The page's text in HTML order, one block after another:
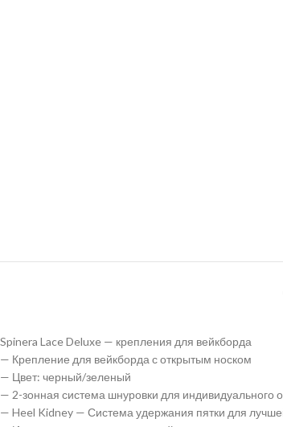
Spinera Lace Deluxe — крепления для вейкборда
— Крепление для вейкборда с открытым носком
— Цвет: черный/зеленый
— 2-зонная система шнуровки для индивидуального
— Heel Kidney — Система удержания пятки для